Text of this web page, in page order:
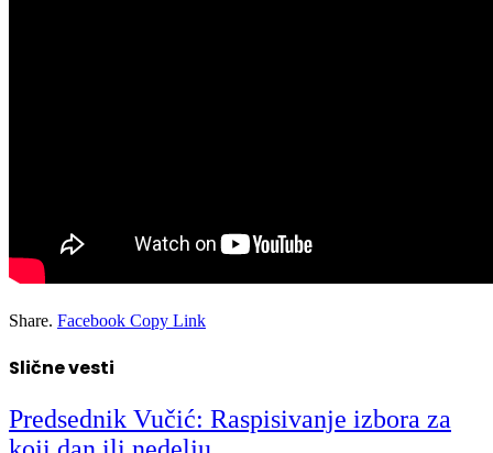
Share. Facebook Copy Link
Slične vesti
Predsednik Vučić: Raspisivanje izbora za